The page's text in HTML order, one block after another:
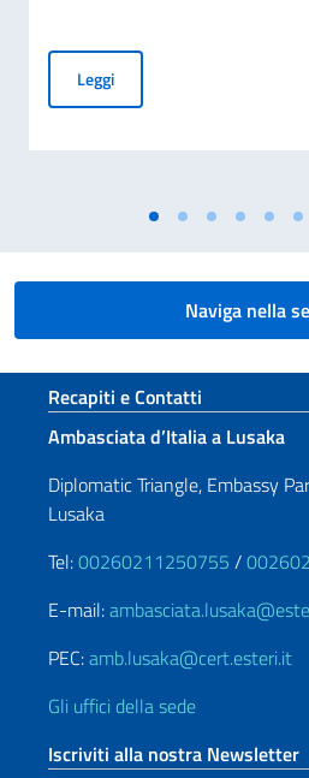
LeggiGiornata Nazionale del
Naviga nella
Sezione footer
Recapiti e Contatti
Ambasciata d’Italia a Lusaka
Diplomatic Triangle, Embassy
Lusaka
Tel:00260211250755 /
E-mail:
PEC:amb.lusaka@cert.esteri.it
Gli uffici della sede
Iscriviti alla nostra Newsletter